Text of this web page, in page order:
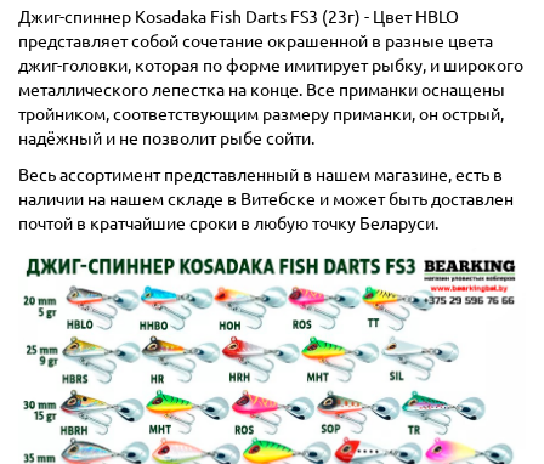
Джиг-спиннер Kosadaka Fish Darts FS3 (23г) - Цвет HBLO
представляет собой сочетание окрашенной в разные цвета
джиг-головки, которая по форме имитирует рыбку, и широкого
металлического лепестка на конце. Все приманки оснащены
тройником, соответствующим размеру приманки, он острый,
надёжный и не позволит рыбе сойти.
Весь ассортимент представленный в нашем магазине, есть в
наличии на нашем складе в Витебске и может быть доставлен
почтой в кратчайшие сроки в любую точку Беларуси.